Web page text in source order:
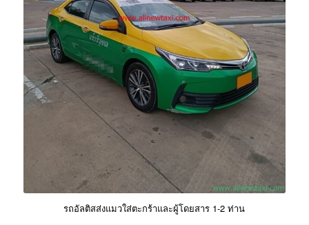
รถอัลติสส่งแมวใส่ตะกร้าและผู้โดยสาร 1-2 ท่าน